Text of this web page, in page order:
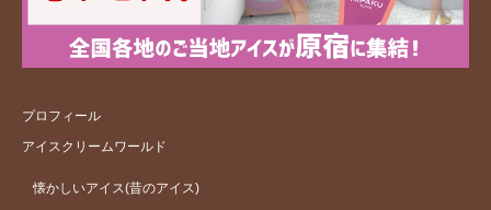
プロフィール
アイスクリームワールド
懐かしいアイス(昔のアイス)